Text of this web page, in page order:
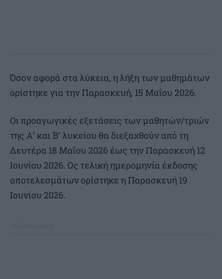
Όσον αφορά στα λύκεια, η λήξη των μαθημάτων
ορίστηκε για την Παρασκευή, 15 Μαΐου 2026.
Οι προαγωγικές εξετάσεις των μαθητών/τριών
της Α’ και Β’ λυκείου θα διεξαχθούν από τη
Δευτέρα 18 Μαΐου 2026 έως την Παρασκευή 12
Ιουνίου 2026. Ως τελική ημερομηνία έκδοσης
αποτελεσμάτων ορίστηκε η Παρασκευή 19
Ιουνίου 2026.